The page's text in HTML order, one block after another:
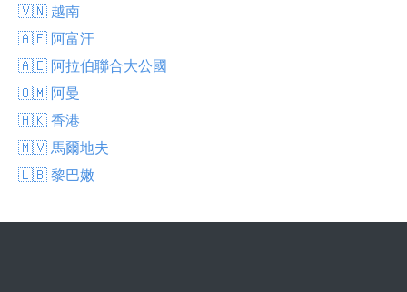
🇻🇳 越南
🇦🇫 阿富汗
🇦🇪 阿拉伯聯合大公國
🇴🇲 阿曼
🇭🇰 香港
🇲🇻 馬爾地夫
🇱🇧 黎巴嫩